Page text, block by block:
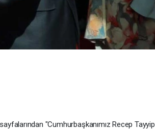
"Cumhurbaşkanımız Recep Tayyip